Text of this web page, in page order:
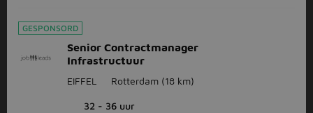
GESPONSORD
Senior Contractmanager
Infrastructuur
EIFFEL Rotterdam (18 km)
32 - 36 uur